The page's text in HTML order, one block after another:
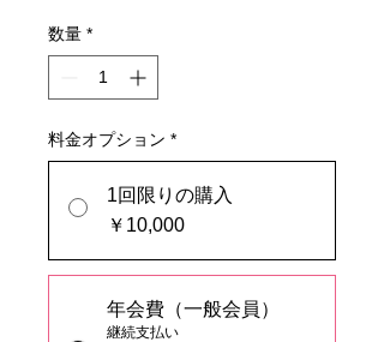
数量 *
料金オプション *
1回限りの購入
￥10,000
年会費（一般会員）
継続支払い